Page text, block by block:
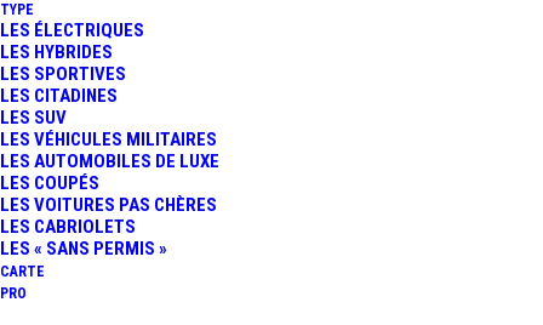
TYPE
LES ÉLECTRIQUES
LES HYBRIDES
LES SPORTIVES
LES CITADINES
LES SUV
LES VÉHICULES MILITAIRES
LES AUTOMOBILES DE LUXE
LES COUPÉS
LES VOITURES PAS CHÈRES
LES CABRIOLETS
LES « SANS PERMIS »
CARTE
PRO